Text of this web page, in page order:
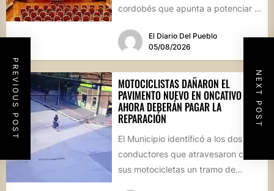
PREVIOUS POST NEXT POST
cordobés que apunta a potenciar el
El Diario Del Pueblo
05/08/2026
MOTOCICLISTAS DAÑARON EL
PAVIMENTO NUEVO EN ONCATIVO Y
AHORA DEBERÁN PAGAR LA
REPARACIÓN
El Municipio identificó a los dos
conductores que atravesaron con
sus motocicletas un tramo de